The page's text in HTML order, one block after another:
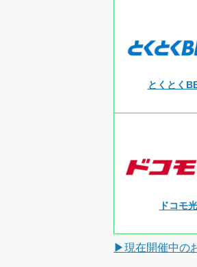
とくとく
ドコモ光
▶現在開催中の